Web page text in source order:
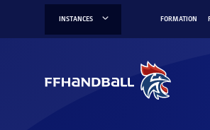
INSTANCES FORMATION